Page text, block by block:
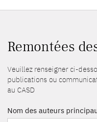
Remontées
Veuillez renseigner ci-
publications ou
au CASD
Nom des auteurs